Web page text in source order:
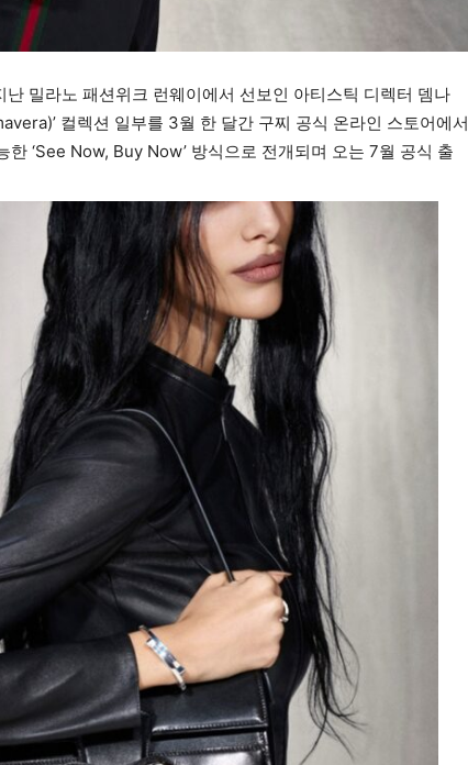
밀라노 패션위크 런웨이에서 선보인 아티스틱 디렉터 뎀나
컬렉션 일부를 3월 한 달간 구찌 공식 온라인 스토어에서
‘See Now, Buy Now’ 방식으로 전개되며 오는 7월 공식 출